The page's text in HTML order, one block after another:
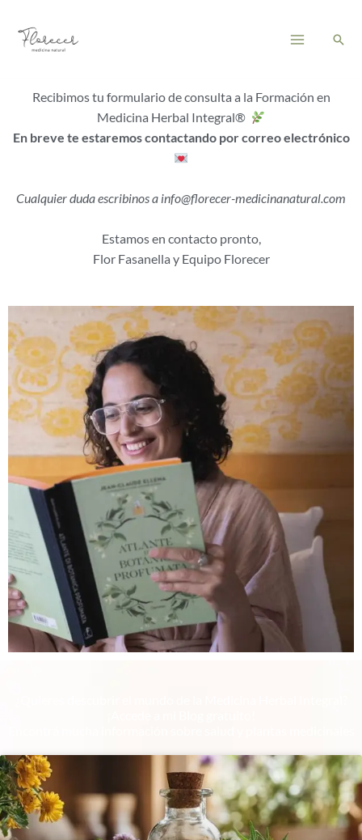
contenido
Menu
Recibimos tu formulario de consulta a la Formación en
Medicina Herbal Integral®
En breve te estaremos contactando por correo electrónico
Cualquier duda escribinos a info@florecer-medicinanatural.com
Estamos en contacto pronto,
Flor Fasanella y Equipo Florecer